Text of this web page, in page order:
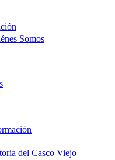
Somos
del Casco Viejo